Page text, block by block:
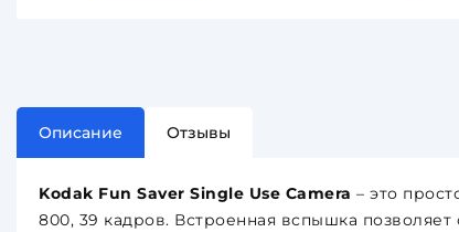
Описание Отзывы
Kodak Fun Saver Single Use Camera – это
800, 39 кадров. Встроенная вспышка